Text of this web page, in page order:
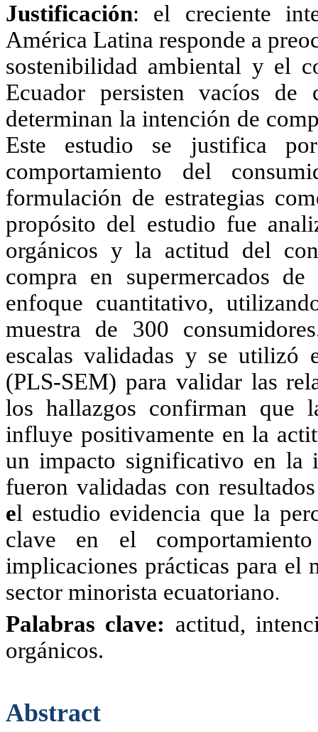
Justificación: el creciente
América Latina responde a
sostenibilidad ambiental y el
Ecuador persisten vacíos de
determinan la intención de
Este estudio se justifica
comportamiento del
formulación de estrategias
propósito del estudio fue
orgánicos y la actitud del
compra en supermercados
enfoque cuantitativo,
muestra de 300
escalas validadas y se utilizó
(PLS-SEM) para validar las
los hallazgos confirman que
influye positivamente en la
un impacto significativo en la
fueron validadas con
el estudio evidencia que la
clave en el
implicaciones prácticas para el
sector minorista ecuatoriano.
Palabras clave: actitud,
orgánicos.
Abstract